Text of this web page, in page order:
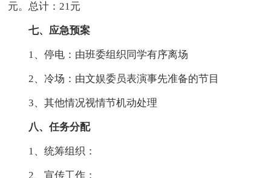
元。总计：21元
七、应急预案
1、停电：由班委组织同学有序离场
2、冷场：由文娱委员表演事先准备的节目
3、其他情况视情节机动处理
八、任务分配
1、统筹组织：
2、宣传工作：